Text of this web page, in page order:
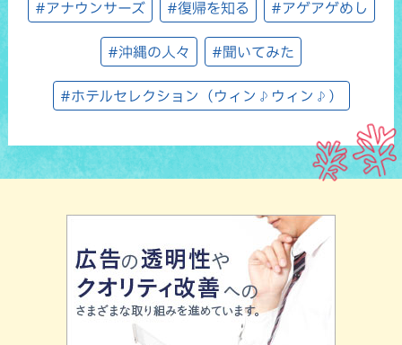
#アナウンサーズ #復帰を知る #アゲアゲめし
#沖縄の人々 #聞いてみた
#ホテルセレクション（ウィン♪ウィン♪）